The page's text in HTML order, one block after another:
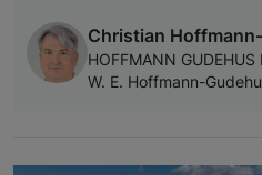
Christian
HOFFMANN
W. E. Hoffmann-